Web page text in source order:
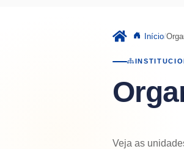
Início
Veja as